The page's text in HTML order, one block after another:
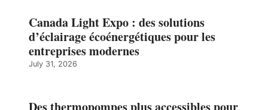
Canada Light Expo : des solutions
d’éclairage écoénergétiques pour les
entreprises modernes
July 31, 2026